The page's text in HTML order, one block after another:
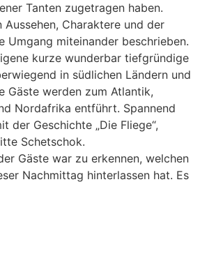
Tanten zugetragen haben.
Charaktere und der
Umgang miteinander beschrieben.
kurze wunderbar tiefgründige
in südlichen Ländern und
Gäste werden zum Atlantik,
Nordafrika entführt. Spannend
der Geschichte „Die Fliege“,
Schetschok.
Gäste war zu erkennen, welchen
Nachmittag hinterlassen hat. Es